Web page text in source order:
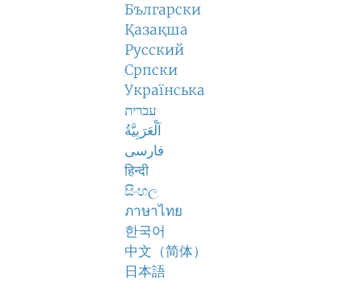
Български
Қазақша
Русский
Српски
Українська
עברית
اَلْعَرَبِيَّةُ
فارسی
हिन्दी
සිංහල
ภาษาไทย
한국어
中文（简体）
日本語